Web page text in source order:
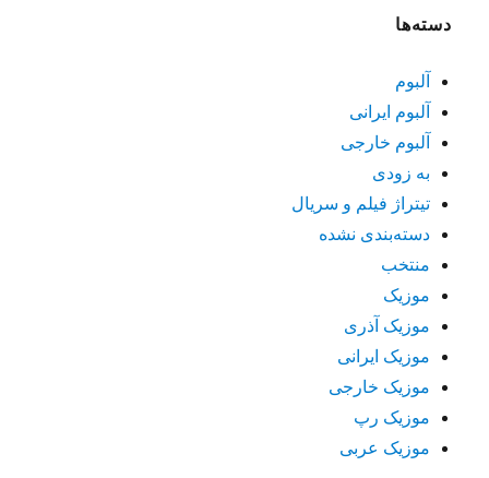
دسته‌ها
آلبوم
آلبوم ایرانی
آلبوم خارجی
به زودی
تیتراژ فیلم و سریال
دسته‌بندی نشده
منتخب
موزیک
موزیک آذری
موزیک ایرانی
موزیک خارجی
موزیک رپ
موزیک عربی